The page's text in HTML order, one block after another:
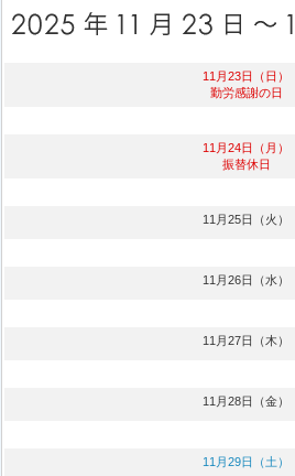
11月23日（日）
勤労感謝の日
11月24日（月）
振替休日
11月25日（火）
11月26日（水）
11月27日（木）
11月28日（金）
11月29日（土）